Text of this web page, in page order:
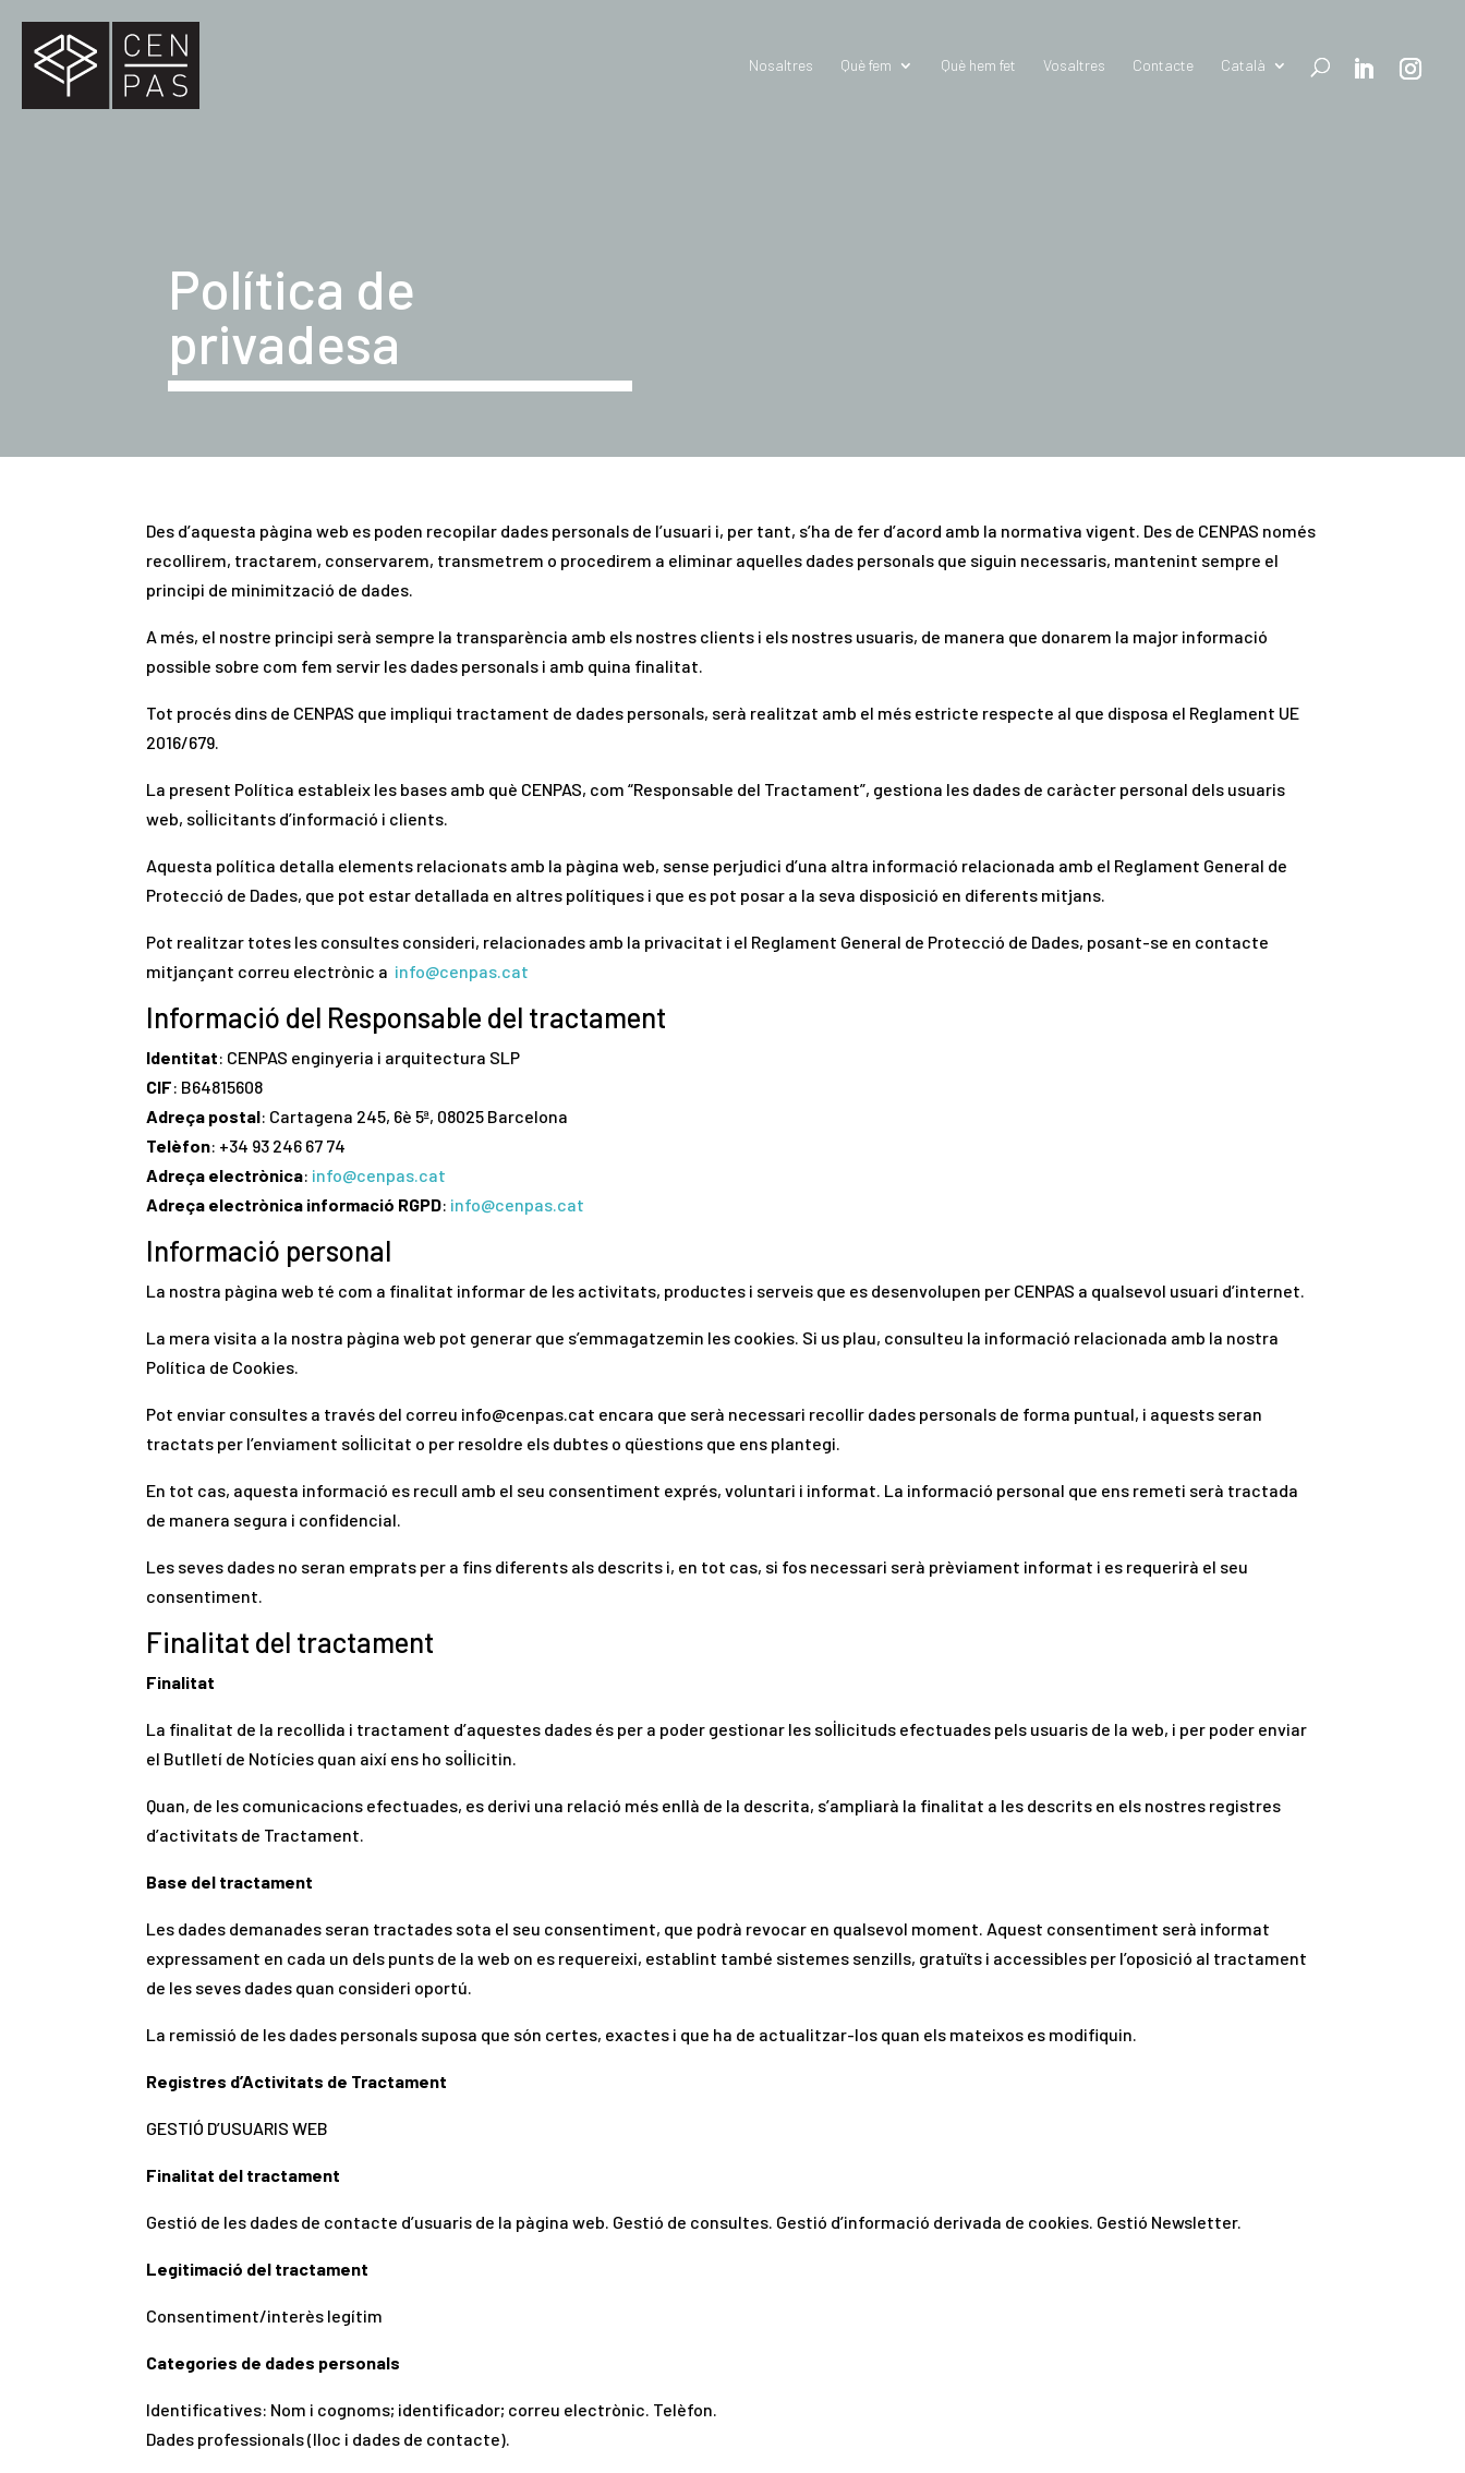
Nosaltres Què fem Què hem fet Vosaltres Contacte Català
Política de
privadesa
Des d’aquesta pàgina web es poden recopilar dades personals de l’usuari i, per tant, s’ha de fer d’acord amb la normativa vigent. Des de CENPAS només
recollirem, tractarem, conservarem, transmetrem o procedirem a eliminar aquelles dades personals que siguin necessaris, mantenint sempre el
principi de minimització de dades.
A més, el nostre principi serà sempre la transparència amb els nostres clients i els nostres usuaris, de manera que donarem la major informació
possible sobre com fem servir les dades personals i amb quina finalitat.
Tot procés dins de CENPAS que impliqui tractament de dades personals, serà realitzat amb el més estricte respecte al que disposa el Reglament UE
2016/679.
La present Política estableix les bases amb què CENPAS, com “Responsable del Tractament”, gestiona les dades de caràcter personal dels usuaris
web, sol·licitants d’informació i clients.
Aquesta política detalla elements relacionats amb la pàgina web, sense perjudici d’una altra informació relacionada amb el Reglament General de
Protecció de Dades, que pot estar detallada en altres polítiques i que es pot posar a la seva disposició en diferents mitjans.
Pot realitzar totes les consultes consideri, relacionades amb la privacitat i el Reglament General de Protecció de Dades, posant-se en contacte
mitjançant correu electrònic a info@cenpas.cat
Informació del Responsable del tractament
Identitat: CENPAS enginyeria i arquitectura SLP
CIF: B64815608
Adreça postal: Cartagena 245, 6è 5ª, 08025 Barcelona
Telèfon: +34 93 246 67 74
Adreça electrònica: info@cenpas.cat
Adreça electrònica informació RGPD: info@cenpas.cat
Informació personal
La nostra pàgina web té com a finalitat informar de les activitats, productes i serveis que es desenvolupen per CENPAS a qualsevol usuari d’internet.
La mera visita a la nostra pàgina web pot generar que s’emmagatzemin les cookies. Si us plau, consulteu la informació relacionada amb la nostra
Política de Cookies.
Pot enviar consultes a través del correu info@cenpas.cat encara que serà necessari recollir dades personals de forma puntual, i aquests seran
tractats per l’enviament sol·licitat o per resoldre els dubtes o qüestions que ens plantegi.
En tot cas, aquesta informació es recull amb el seu consentiment exprés, voluntari i informat. La informació personal que ens remeti serà tractada
de manera segura i confidencial.
Les seves dades no seran emprats per a fins diferents als descrits i, en tot cas, si fos necessari serà prèviament informat i es requerirà el seu
consentiment.
Finalitat del tractament
Finalitat
La finalitat de la recollida i tractament d’aquestes dades és per a poder gestionar les sol·licituds efectuades pels usuaris de la web, i per poder enviar
el Butlletí de Notícies quan així ens ho sol·licitin.
Quan, de les comunicacions efectuades, es derivi una relació més enllà de la descrita, s’ampliarà la finalitat a les descrits en els nostres registres
d’activitats de Tractament.
Base del tractament
Les dades demanades seran tractades sota el seu consentiment, que podrà revocar en qualsevol moment. Aquest consentiment serà informat
expressament en cada un dels punts de la web on es requereixi, establint també sistemes senzills, gratuïts i accessibles per l’oposició al tractament
de les seves dades quan consideri oportú.
La remissió de les dades personals suposa que són certes, exactes i que ha de actualitzar-los quan els mateixos es modifiquin.
Registres d’Activitats de Tractament
GESTIÓ D’USUARIS WEB
Finalitat del tractament
Gestió de les dades de contacte d’usuaris de la pàgina web. Gestió de consultes. Gestió d’informació derivada de cookies. Gestió Newsletter.
Legitimació del tractament
Consentiment/interès legítim
Categories de dades personals
Identificatives: Nom i cognoms; identificador; correu electrònic. Telèfon.
Dades professionals (lloc i dades de contacte).